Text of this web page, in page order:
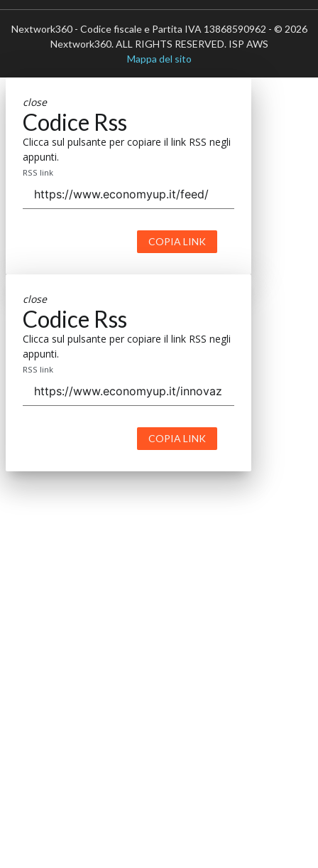
Nextwork360 - Codice fiscale e Partita IVA 13868590962 - © 2026
Nextwork360. ALL RIGHTS RESERVED. ISP AWS
Mappa del sito
close
Codice Rss
Clicca sul pulsante per copiare il link RSS negli
appunti.
RSS link
COPIA LINK
close
Codice Rss
Clicca sul pulsante per copiare il link RSS negli
appunti.
RSS link
COPIA LINK